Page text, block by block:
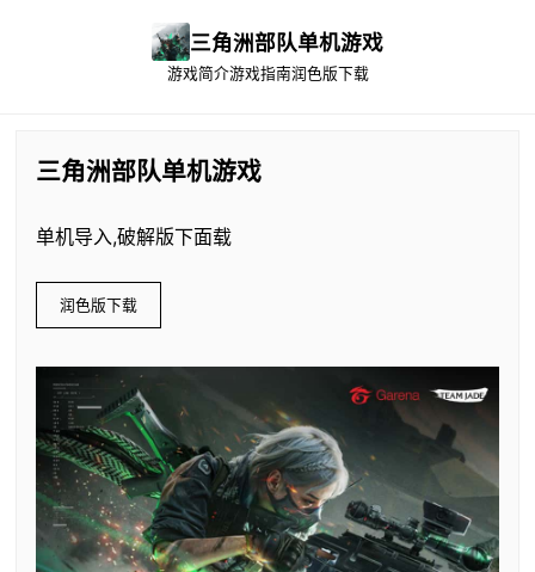
三角洲部队单机游戏
游戏简介游戏指南润色版下载
三角洲部队单机游戏
单机导入,破解版下面载
润色版下载